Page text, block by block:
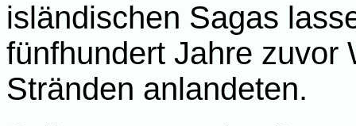
isländischen Sagas
fünfhundert Jahre zuvor
Stränden anlandeten.